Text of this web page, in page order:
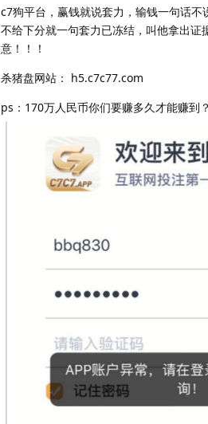
c7狗平台，赢钱就说套力，输钱一句话
不给下分就一句套力已冻结，叫他拿出
意！！！
杀猪盘网站： h5.c7c77.com
ps：170万人民币你们要赚多久才能赚到？